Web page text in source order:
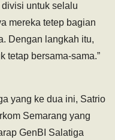
untuk selalu
mereka tetep bagian
Dengan langkah itu,
tetap bersama-sama.”
yang ke dua ini, Satrio
Semarang yang
GenBI Salatiga